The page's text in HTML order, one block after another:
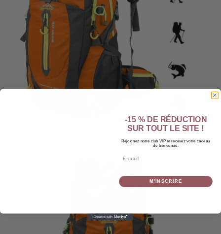
-15 % DE RÉDUCTION
SUR TOUT LE SITE !
Rejoignez notre club VIP et recevez votre cadeau
de bienvenue.
M’INSCRIRE